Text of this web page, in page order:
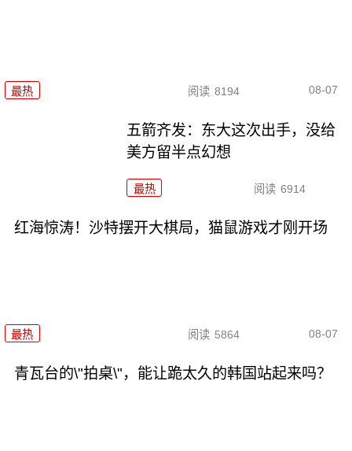
最热 阅读 8194 08-07
五箭齐发：东大这次出手，没给
美方留半点幻想
最热 阅读 6914
红海惊涛！沙特摆开大棋局，猫鼠游戏才刚开场
最热 阅读 5864 08-07
青瓦台的\"拍桌\"，能让跪太久的韩国站起来吗？